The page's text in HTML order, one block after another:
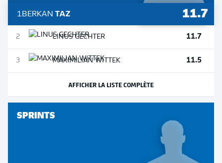
1BERKAN TAZ 11.7
2 LINUSGECHTER 11.7
3 MAXIMILIAN WITTEK 11.5
AFFICHER LA LISTE COMPLÈTE
SPRINTS